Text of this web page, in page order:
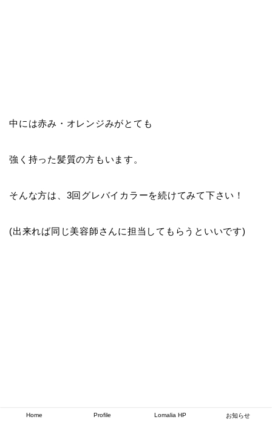
中には赤み・オレンジみがとても
強く持った髪質の方もいます。
そんな方は、3回グレバイカラーを続けてみて下さい！
(出来れば同じ美容師さんに担当してもらうといいです)
Home Profile Lomalia HP お知らせ